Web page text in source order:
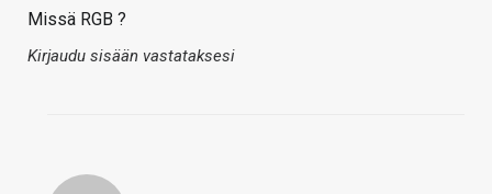
Missä RGB ?
Kirjaudu sisään vastataksesi